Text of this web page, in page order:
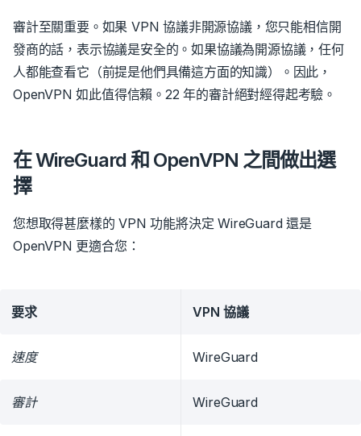
審計至關重要。如果 VPN 協議非開源協議，您只能相信開
發商的話，表示協議是安全的。如果協議為開源協議，任何
人都能查看它（前提是他們具備這方面的知識）。因此，
OpenVPN 如此值得信賴。22 年的審計絕對經得起考驗。
在 WireGuard 和 OpenVPN 之間做出選
擇
您想取得甚麼樣的 VPN 功能將決定 WireGuard 還是
OpenVPN 更適合您：
要求 VPN 協議
速度 WireGuard
審計 WireGuard